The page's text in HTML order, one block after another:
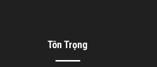
Tôn Trọng